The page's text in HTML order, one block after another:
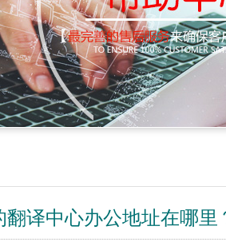
翻译中心办公地址在哪里